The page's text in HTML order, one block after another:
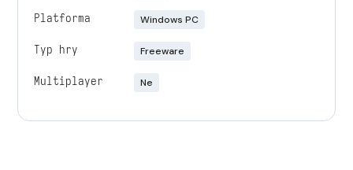
Platforma Windows PC
Typ hry Freeware
Multiplayer Ne